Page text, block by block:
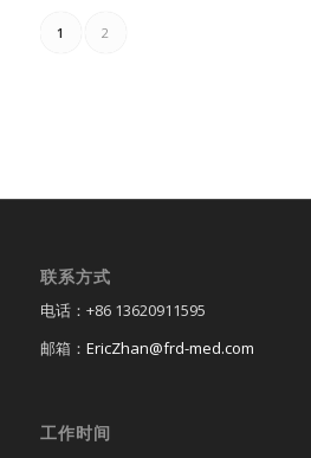
1 2
联系方式
电话：+86 13620911595
邮箱： EricZhan@frd-med.com
工作时间